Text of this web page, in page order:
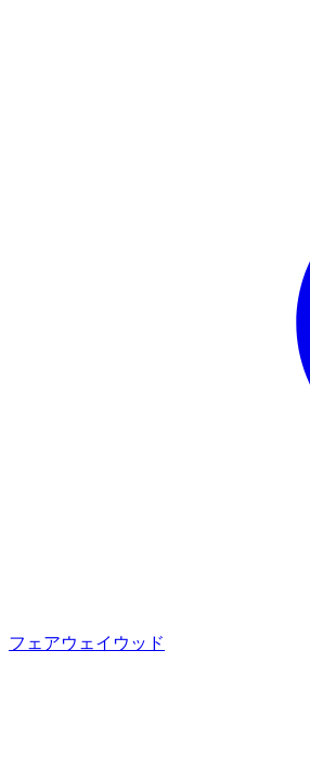
フェアウェイウッド